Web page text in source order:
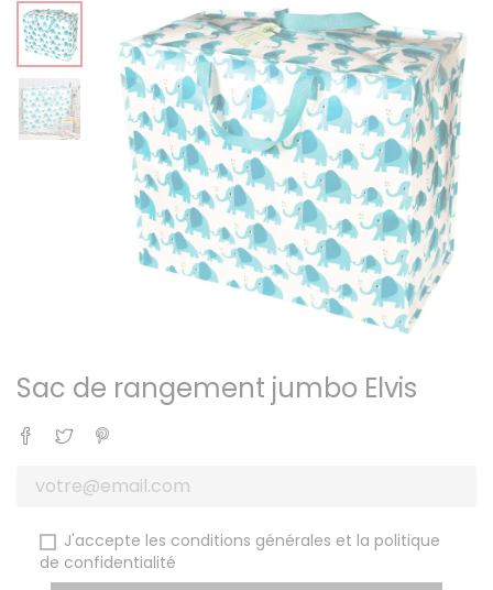
Sac de rangement jumbo Elvis
Partager
Tweet
J'accepte les conditions générales et la politique
de confidentialité